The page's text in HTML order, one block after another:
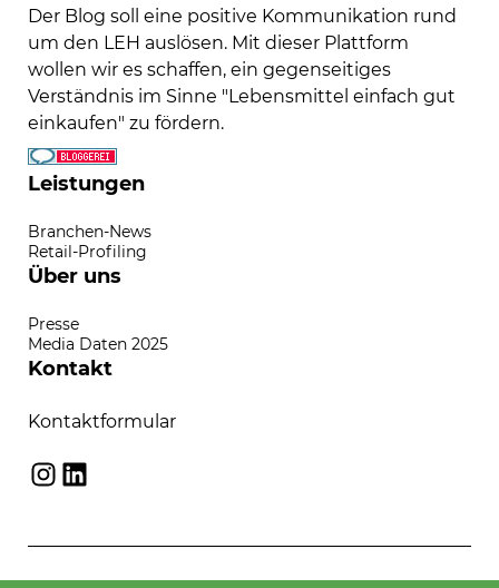
Der Blog soll eine positive Kommunikation rund
um den LEH auslösen. Mit dieser Plattform
wollen wir es schaffen, ein gegenseitiges
Verständnis im Sinne "Lebensmittel einfach gut
einkaufen" zu fördern.
Leistungen
Branchen-News
Retail-Profiling
Über uns
Presse
Media Daten 2025
Kontakt
Kontaktformular
Instagram
LinkedIn